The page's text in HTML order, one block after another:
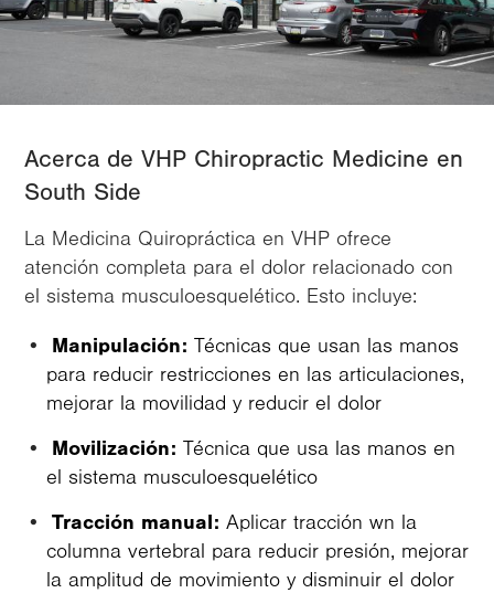
Acerca de VHP Chiropractic Medicine en
South Side
La Medicina Quiropráctica en VHP ofrece
atención completa para el dolor relacionado con
el sistema musculoesquelético. Esto incluye:
Manipulación: Técnicas que usan las manos
para reducir restricciones en las articulaciones,
mejorar la movilidad y reducir el dolor
Movilización: Técnica que usa las manos en
el sistema musculoesquelético
Tracción manual: Aplicar tracción wn la
columna vertebral para reducir presión, mejorar
la amplitud de movimiento y disminuir el dolor